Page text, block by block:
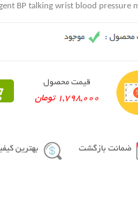
BP talking wrist blood pressure
قیمت محصول
1,798,000 تومان
ضمانت بازگشت بهترین